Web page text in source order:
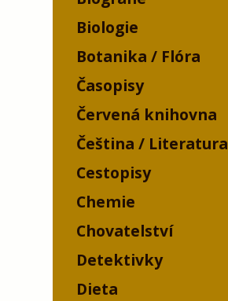
Biologie
Botanika / Flóra
Časopisy
Červená knihovna
Čeština / Literatura
Cestopisy
Chemie
Chovatelství
Detektivky
Dieta